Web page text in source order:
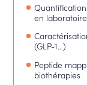
en laboratoire
(GLP-1...)
Peptide
biothérapies